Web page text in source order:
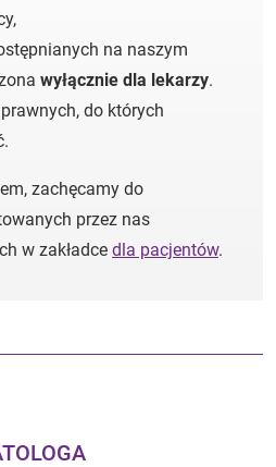
na naszym
wyłącznie dla lekarzy.
do których
zachęcamy do
przez nas
w zakładce dla pacjentów.